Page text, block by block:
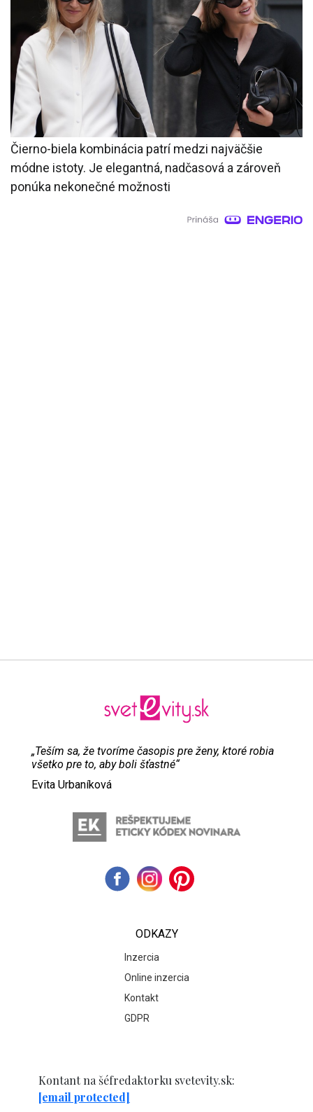
Čierno-biela kombinácia patrí medzi najväčšie
módne istoty. Je elegantná, nadčasová a zároveň
ponúka nekonečné možnosti
„Teším sa, že tvoríme časopis pre ženy, ktoré robia
všetko pre to, aby boli šťastné“
Evita Urbaníková
ODKAZY
Inzercia
Online inzercia
Kontakt
GDPR
Kontant na šéfredaktorku svetevity.sk:
[email protected]